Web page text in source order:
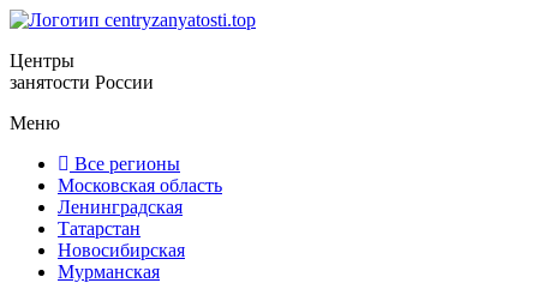
Центры
занятости России
Меню
Все регионы
Московская область
Ленинградская
Татарстан
Новосибирская
Мурманская